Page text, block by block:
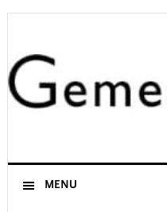
Skip
primary
navigation
Skip
content
Skip
primary
sidebar
Skip
footer
MENU